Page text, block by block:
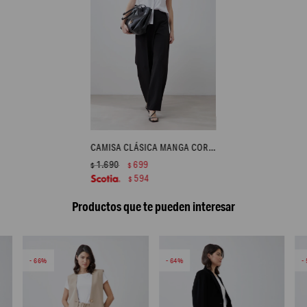
CAMISA CLÁSICA MANGA CORTA - BLANCO
$1.690 $699
$ 594
Productos que te pueden interesar
66 64